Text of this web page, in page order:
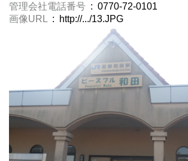
管理会社電話番号 : 0770-72-0101
画像URL : http://.../13.JPG